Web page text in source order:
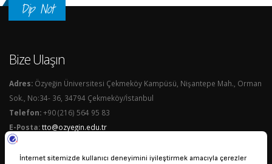
Dip Not
Bize Ulaşın
Adres: Özyeğin Üniversitesi Çekmeköy Kampüsü, Nişantepe Mah., Orman
Sok., No:34- 36, 34794 Çekmeköy/İstanbul
Telefon:+90 (216) 564 95 83
E-Posta:tto@ozyegin.edu.tr
Bize Ulaşın